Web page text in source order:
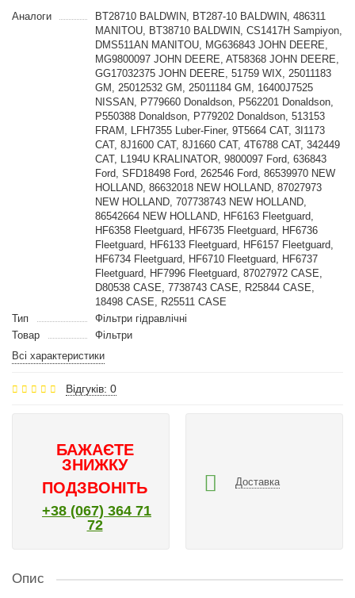
Аналоги
BT28710 BALDWIN, BT287-10 BALDWIN, 486311
MANITOU, BT38710 BALDWIN, CS1417H Sampiyon,
DMS511AN MANITOU, MG636843 JOHN DEERE,
MG9800097 JOHN DEERE, AT58368 JOHN DEERE,
GG17032375 JOHN DEERE, 51759 WIX, 25011183
GM, 25012532 GM, 25011184 GM, 16400J7525
NISSAN, P779660 Donaldson, P562201 Donaldson,
P550388 Donaldson, P779202 Donaldson, 513153
FRAM, LFH7355 Luber-Finer, 9T5664 CAT, 3I1173
CAT, 8J1600 CAT, 8J1660 CAT, 4T6788 CAT, 342449
CAT, L194U KRALINATOR, 9800097 Ford, 636843
Ford, SFD18498 Ford, 262546 Ford, 86539970 NEW
HOLLAND, 86632018 NEW HOLLAND, 87027973
NEW HOLLAND, 707738743 NEW HOLLAND,
86542664 NEW HOLLAND, HF6163 Fleetguard,
HF6358 Fleetguard, HF6735 Fleetguard, HF6736
Fleetguard, HF6133 Fleetguard, HF6157 Fleetguard,
HF6734 Fleetguard, HF6710 Fleetguard, HF6737
Fleetguard, HF7996 Fleetguard, 87027972 CASE,
D80538 CASE, 7738743 CASE, R25844 CASE,
18498 CASE, R25511 CASE
Тип
Фільтри гідравлічні
Товар
Фільтри
Всі характеристики
Відгуків: 0
БАЖАЄТЕ
ЗНИЖКУ
ПОДЗВОНІТЬ
+38 (067) 364 71
72
Доставка
Опис